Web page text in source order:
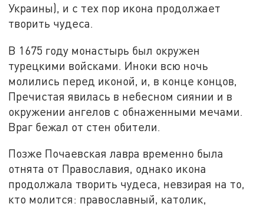
Украины), и с тех пор икона продолжает
творить чудеса.
В 1675 году монастырь был окружен
турецкими войсками. Иноки всю ночь
молились перед иконой, и, в конце концов,
Пречистая явилась в небесном сиянии и в
окружении ангелов с обнаженными мечами.
Враг бежал от стен обители.
Позже Почаевская лавра временно была
отнята от Православия, однако икона
продолжала творить чудеса, невзирая на то,
кто молится: православный, католик,